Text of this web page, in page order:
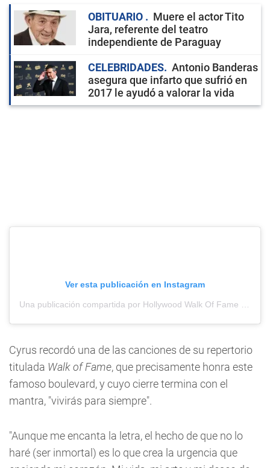
OBITUARIO
Muere el actor Tito
Jara, referente del teatro
independiente de Paraguay
CELEBRIDADES
Antonio Banderas
asegura que infarto que sufrió en
2017 le ayudó a valorar la vida
Ver esta publicación en Instagram
Cyrus recordó una de las canciones de su repertorio
titulada Walk of Fame, que precisamente honra este
famoso boulevard, y cuyo cierre termina con el
mantra, "vivirás para siempre".
"Aunque me encanta la letra, el hecho de que no lo
haré (ser inmortal) es lo que crea la urgencia que